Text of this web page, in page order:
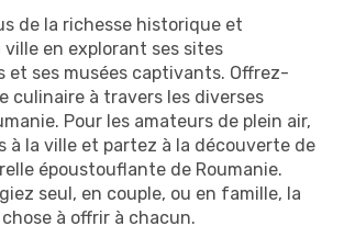
de la richesse historique et
en explorant ses sites
et ses musées captivants. Offrez-
culinaire à travers les diverses
Pour les amateurs de plein air,
à la ville et partez à la découverte de
époustouflante de Roumanie.
seul, en couple, ou en famille, la
à offrir à chacun.